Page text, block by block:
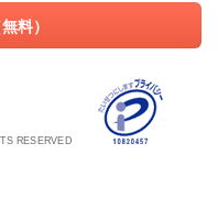
料）
RESERVED